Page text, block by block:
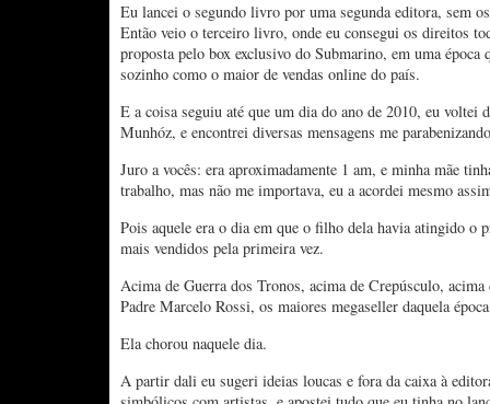
Eu lancei o segundo livro por uma segunda editora, sem
Então veio o terceiro livro, onde eu consegui os direitos
proposta pelo box exclusivo do Submarino, em uma época
sozinho como o maior de vendas online do país.
E a coisa seguiu até que um dia do ano de 2010, eu voltei
Munhóz, e encontrei diversas mensagens me
Juro a vocês: era aproximadamente 1 am, e minha mãe
trabalho, mas não me importava, eu a acordei mesmo
Pois aquele era o dia em que o filho dela havia atingido o
mais vendidos pela primeira vez.
Acima de Guerra dos Tronos, acima de Crepúsculo,
Padre Marcelo Rossi, os maiores megaseller daquela
Ela chorou naquele dia.
A partir dali eu sugeri ideias loucas e fora da caixa à